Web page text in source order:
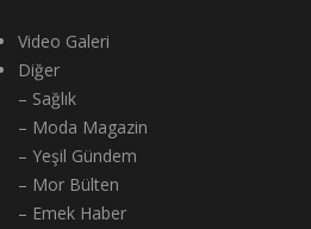
Video Galeri
Diğer
– Sağlık
– Moda Magazin
– Yeşil Gündem
– Mor Bülten
– Emek Haber